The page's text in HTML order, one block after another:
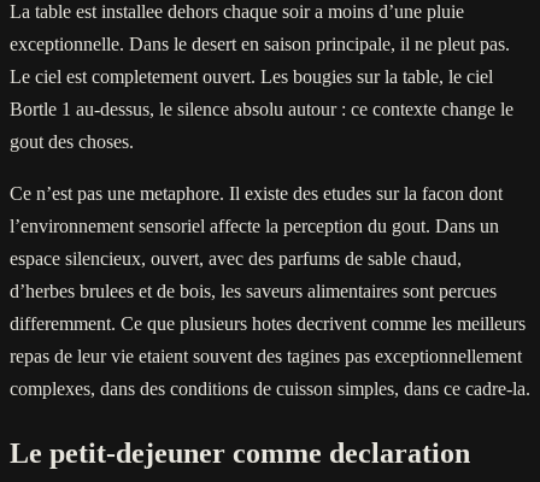
La table est installee dehors chaque soir a moins d’une pluie
exceptionnelle. Dans le desert en saison principale, il ne pleut pas.
Le ciel est completement ouvert. Les bougies sur la table, le ciel
Bortle 1 au-dessus, le silence absolu autour : ce contexte change le
gout des choses.
Ce n’est pas une metaphore. Il existe des etudes sur la facon dont
l’environnement sensoriel affecte la perception du gout. Dans un
espace silencieux, ouvert, avec des parfums de sable chaud,
d’herbes brulees et de bois, les saveurs alimentaires sont percues
differemment. Ce que plusieurs hotes decrivent comme les meilleurs
repas de leur vie etaient souvent des tagines pas exceptionnellement
complexes, dans des conditions de cuisson simples, dans ce cadre-la.
Le petit-dejeuner comme declaration